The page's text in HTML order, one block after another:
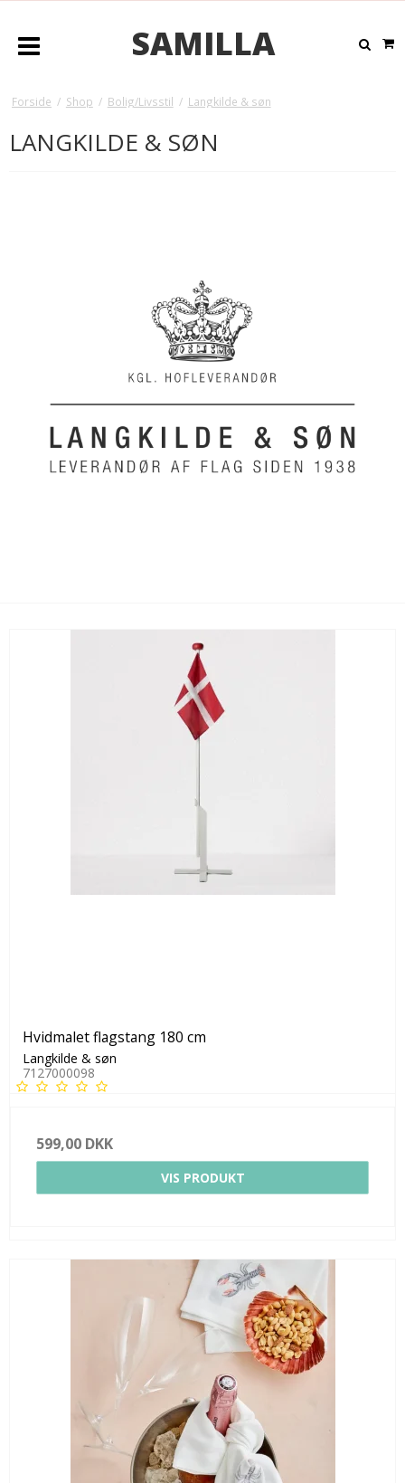
SAMILLA
Forside / Shop / Bolig/Livsstil / Langkilde & søn
LANGKILDE & SØN
Hvidmalet flagstang 180 cm
Langkilde & søn
7127000098
599,00 DKK
VIS PRODUKT